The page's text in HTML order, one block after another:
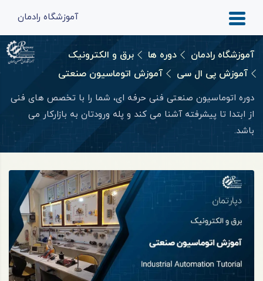
آموزشگاه رادمان
آموزشگاه رادمان دوره ها
برق و الکترونیک
آموزش پی ال سی
آموزش اتوماسیون صنعتی
دوره اتوماسیون صنعتی فنی حرفه ای، شما را با تخصص ‌های فنی
از ابتدا تا پیشرفته آشنا می کند و پله ورودتان به بازارکار می
باشد.